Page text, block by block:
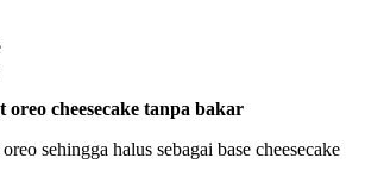
cheesecake tanpa bakar
sehingga halus sebagai base cheesecake